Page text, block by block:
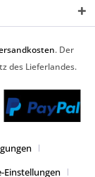
. Der
des Lieferlandes.
Einstellungen